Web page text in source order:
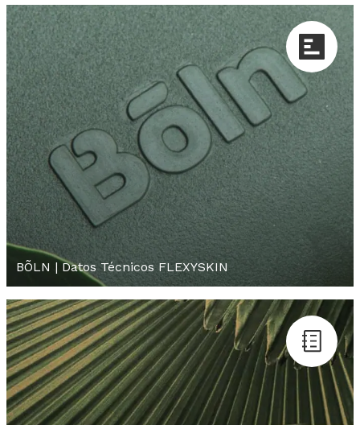
BÕLN | Datos Técnicos FLEXYSKIN